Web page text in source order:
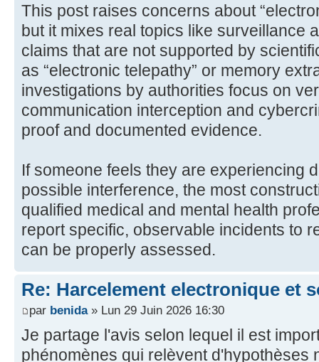
This post raises concerns about
but it mixes real topics like surveillance
claims that are not supported by
as “electronic telepathy” or memory
investigations by authorities focus on
communication interception and
proof and documented evidence.
If someone feels they are experiencing
possible interference, the most
qualified medical and mental health
report specific, observable incidents to
can be properly assessed.
Re: Harcelement electronique et
par benida» Lun 29 Juin 2026 16:30
Je partage l'avis selon lequel il est
phénomènes qui relèvent d'hypothèses